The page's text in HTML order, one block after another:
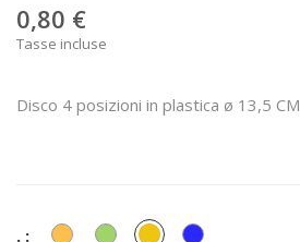
0,80 €
Tasse incluse
Disco 4 posizioni in plastica ø 13,5 CM
. : Arancione
VerdeGiallo Blu